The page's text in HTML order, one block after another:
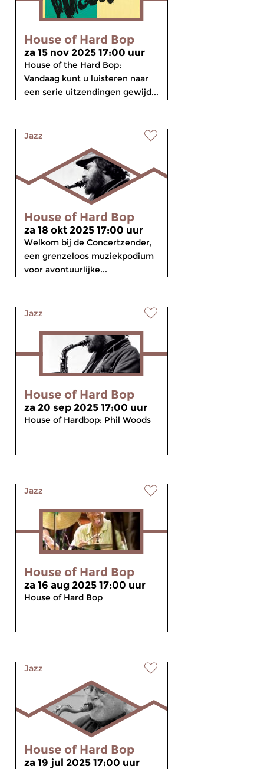
House of Hard Bop
za 15 nov 2025 17:00 uur
House of the Hard Bop;
Vandaag kunt u luisteren naar
een serie uitzendingen gewijd...
Jazz
House of Hard Bop
za 18 okt 2025 17:00 uur
Welkom bij de Concertzender,
een grenzeloos muziekpodium
voor avontuurlijke...
Jazz
House of Hard Bop
za 20 sep 2025 17:00 uur
House of Hardbop: Phil Woods
Jazz
House of Hard Bop
za 16 aug 2025 17:00 uur
House of Hard Bop
Jazz
House of Hard Bop
za 19 jul 2025 17:00 uur